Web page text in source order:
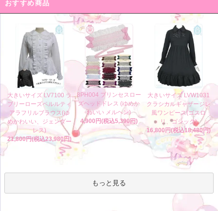
おすすめ商品
大きいサイズ LV7100 ラ
ブリーローズペルルティ
アラフリルブラウス(ゆ
めかわいい、ジェンダー
レス)
21,800円(税込23,980円)
8PH004 プリンセスロー
ズヘッドドレス (ゆめか
わいい メルヘン)
4,900円(税込5,390円)
大きいサイズ LVW1031
クラシカルギャザージレ
風ワンピース(ゴスロ
リ、ゴシック)
16,800円(税込18,480円)
もっと見る